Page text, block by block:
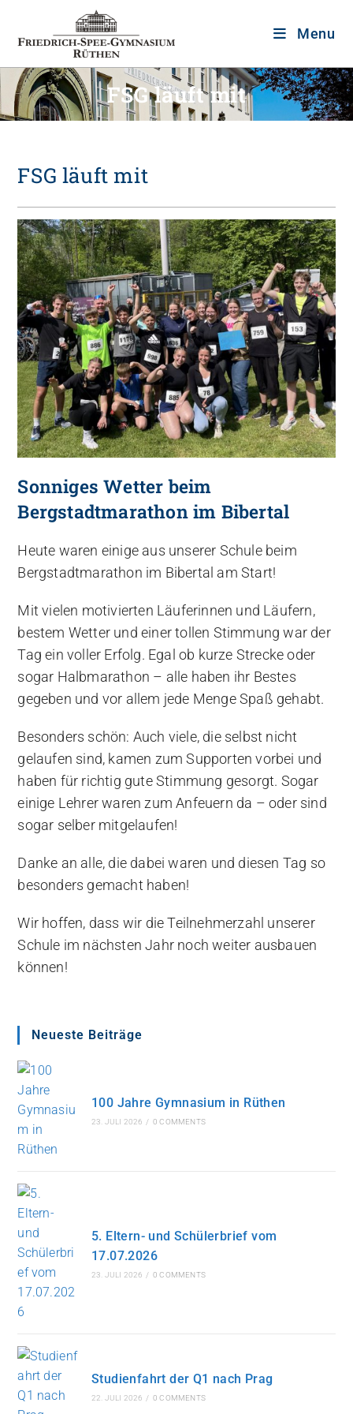
Menu
FSG läuft mit
FSG läuft mit
Sonniges Wetter beim
Bergstadtmarathon im Bibertal
Heute waren einige aus unserer Schule beim
Bergstadtmarathon im Bibertal am Start!
Mit vielen motivierten Läuferinnen und Läufern,
bestem Wetter und einer tollen Stimmung war der
Tag ein voller Erfolg. Egal ob kurze Strecke oder
sogar Halbmarathon – alle haben ihr Bestes
gegeben und vor allem jede Menge Spaß gehabt.
Besonders schön: Auch viele, die selbst nicht
gelaufen sind, kamen zum Supporten vorbei und
haben für richtig gute Stimmung gesorgt. Sogar
einige Lehrer waren zum Anfeuern da – oder sind
sogar selber mitgelaufen!
Danke an alle, die dabei waren und diesen Tag so
besonders gemacht haben!
Wir hoffen, dass wir die Teilnehmerzahl unserer
Schule im nächsten Jahr noch weiter ausbauen
können!
Neueste Beiträge
100 Jahre Gymnasium in Rüthen
23. JULI 2026 / 0 COMMENTS
5. Eltern- und Schülerbrief vom
17.07.2026
23. JULI 2026 / 0 COMMENTS
Studienfahrt der Q1 nach Prag
22. JULI 2026 / 0 COMMENTS